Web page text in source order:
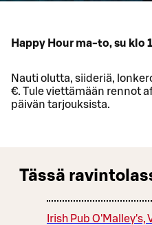
Happy Hour ma-to, su klo
Nauti olutta, siideriä,
€. Tule viettämään rennot
päivän tarjouksista.
Tässä
Irish Pub O'Malley's,